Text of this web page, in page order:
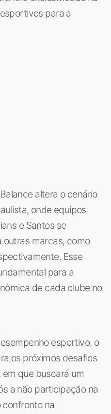
para a
altera o cenário
onde equipos
e Santos se
outras marcas, como
Esse
para a
de cada clube no
esportivo, o
os próximos desafios
que buscará um
a não participação na
confronto na